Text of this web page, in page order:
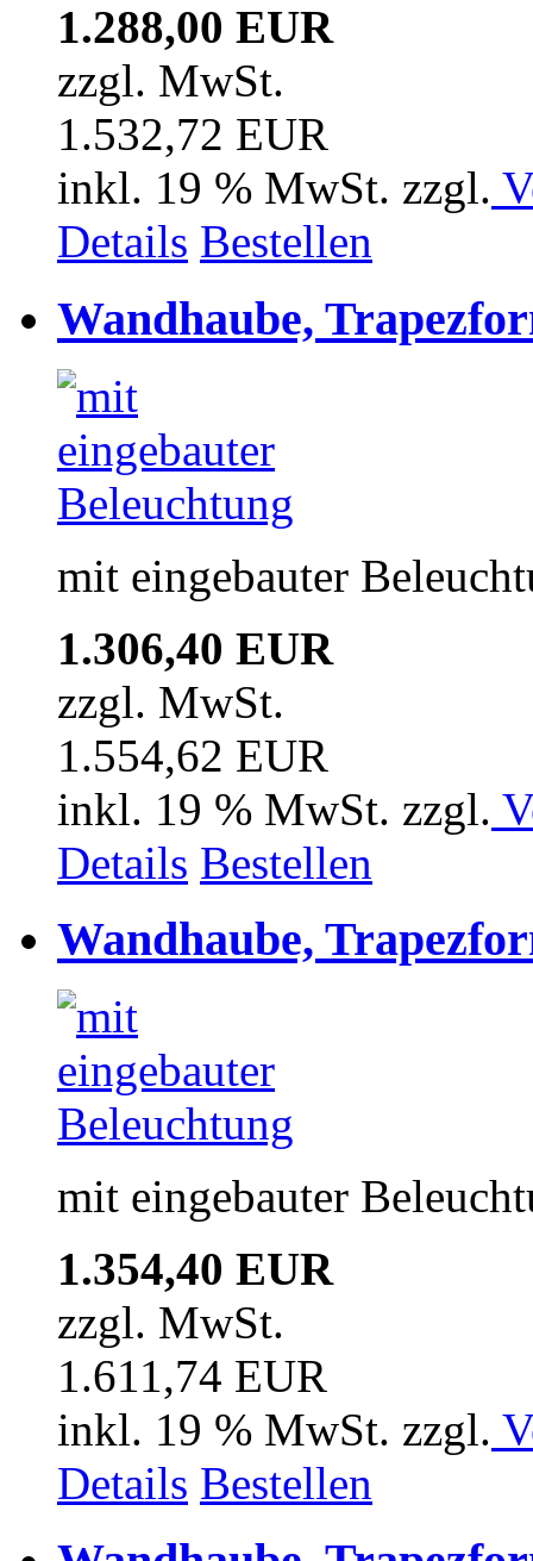
1.288,00 EUR
zzgl. MwSt.
1.532,72 EUR
inkl. 19 % MwSt. zzgl.
Details Bestellen
Wandhaube,
mit eingebauter
1.306,40 EUR
zzgl. MwSt.
1.554,62 EUR
inkl. 19 % MwSt. zzgl.
Details Bestellen
Wandhaube,
mit eingebauter
1.354,40 EUR
zzgl. MwSt.
1.611,74 EUR
inkl. 19 % MwSt. zzgl.
Details Bestellen